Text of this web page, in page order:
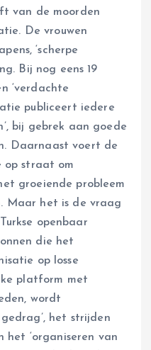
van de moorden
De vrouwen
‘scherpe
Bij nog eens 19
‘verdachte
publiceert iedere
bij gebrek aan goede
Daarnaast voert de
op straat om
groeiende probleem
Maar het is de vraag
openbaar
die het
op losse
platform met
wordt
het strijden
het ‘organiseren van